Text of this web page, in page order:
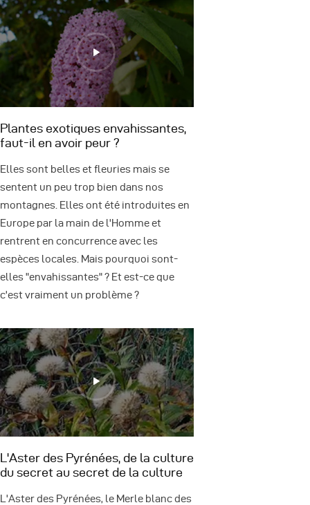
Plantes exotiques envahissantes,
faut-il en avoir peur ?
Elles sont belles et fleuries mais se
sentent un peu trop bien dans nos
montagnes. Elles ont été introduites en
Europe par la main de l'Homme et
rentrent en concurrence avec les
espèces locales. Mais pourquoi sont-
elles "envahissantes" ? Et est-ce que
c'est vraiment un problème ?
L'Aster des Pyrénées, de la culture
du secret au secret de la culture
L'Aster des Pyrénées, le Merle blanc des